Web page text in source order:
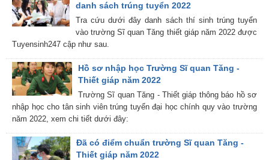
danh sách trúng tuyển 2022
Tra cứu dưới đây danh sách thí sinh trúng tuyển
vào trường Sĩ quan Tăng thiết giáp năm 2022 được
Tuyensinh247 cập như sau.
Hồ sơ nhập học Trường Sĩ quan Tăng -
Thiết giáp năm 2022
Trường Sĩ quan Tăng - Thiết giáp thông báo hồ sơ
nhập học cho tân sinh viên trúng tuyển đại học chính quy vào trường
năm 2022, xem chi tiết dưới đây:
Đã có điểm chuẩn trường Sĩ quan Tăng -
Thiết giáp năm 2022